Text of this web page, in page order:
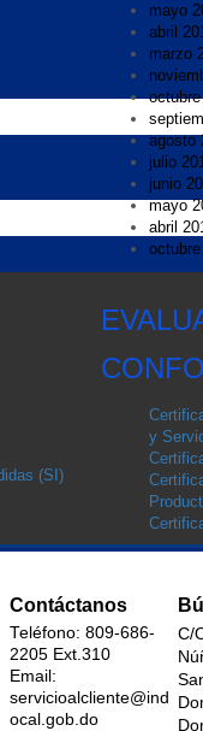
mayo
abril
marzo
agosto
julio
junio
mayo
abril
(SI)
y
Contáctanos
Teléfono: 809-686-
2205 Ext.310
Email:
servicioalcliente@ind
ocal.gob.do
C/